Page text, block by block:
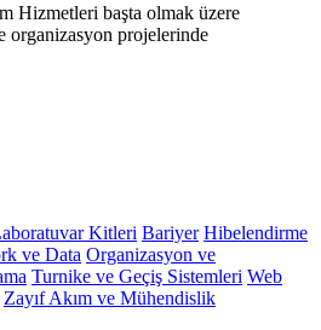
Hizmetleri başta olmak üzere
organizasyon projelerinde
Kitleri Bariyer Hibelendirme
ve Data Organizasyon ve
Turnike ve Geçiş Sistemleri Web
Zayıf Akım ve Mühendislik